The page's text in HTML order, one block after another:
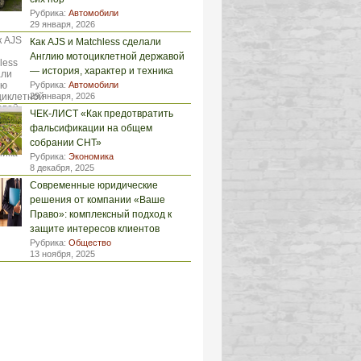
Рубрика: Автомобили
29 января, 2026
Как AJS и Matchless сделали
Англию мотоциклетной державой
— история, характер и техника
Рубрика: Автомобили
29 января, 2026
ЧЕК-ЛИСТ «Как предотвратить
фальсификации на общем
собрании СНТ»
Рубрика: Экономика
8 декабря, 2025
Современные юридические
решения от компании «Ваше
Право»: комплексный подход к
защите интересов клиентов
Рубрика: Общество
13 ноября, 2025